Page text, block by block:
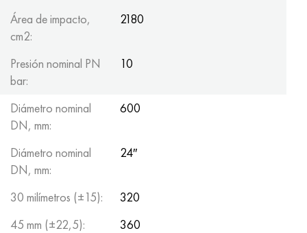
Área de impacto,
cm2:
2180
Presión nominal PN
bar:
10
Diámetro nominal
DN, mm:
600
Diámetro nominal
DN, mm:
24″
30 milímetros (±15):
320
45 mm (±22,5):
360